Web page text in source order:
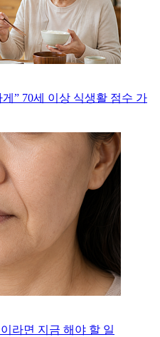
” 70세 이상 식생활 점수 가
라면 지금 해야 할 일